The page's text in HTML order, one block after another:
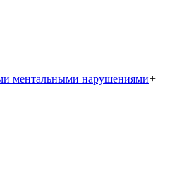
ментальными нарушениями+